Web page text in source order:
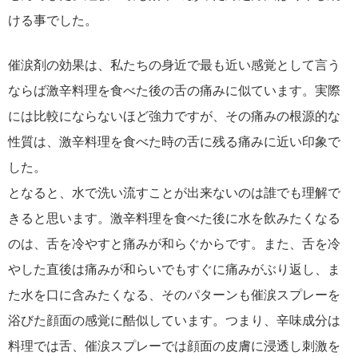
ける事でした。
催涙剤の効果は、私たちの身近で最も近い感覚として言う
ならば激辛料理を食べた後の舌の痛みに似ています。実際
には比較にならないほど強力ですが、その痛みの根源的な
性質は、激辛料理を食べた時の舌に残る痛みに近い印象で
した。
となると、水で洗い流すことが出来ないのは誰でも理解で
きると思います。激辛料理を食べた後に水を飲みたくなる
のは、舌を冷やすと痛みが和らぐからです。また、舌を冷
やした直後は痛みが和らいでもすぐに痛みがぶり返し、ま
た水を口に含みたくなる、そのパターンも催涙スプレーを
浴びた顔面の感覚に酷似しています。つまり、辛味成分は
料理では舌、催涙スプレーでは顔面の皮膚に浸透し刺激を